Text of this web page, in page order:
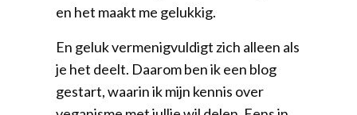
en het maakt me gelukkig.
En geluk vermenigvuldigt zich alleen als
je het deelt. Daarom ben ik een blog
gestart, waarin ik mijn kennis over